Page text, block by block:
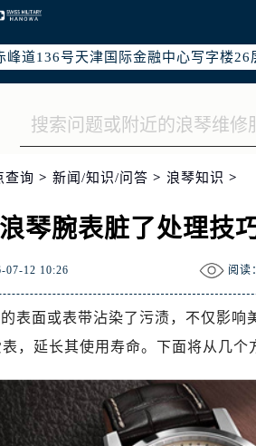
长安街1号东方广场写字楼W3座6层
国门外大街甲6号华熙国际中心写字楼
峰道136号天津国际金融中心写字楼26
桥路3号港汇中心写字楼2座37层3705
山南路1号（新街口）南京中心写字楼
海东路29号苏宁广场IFC国际金融中心
纪大道5号盐城金融城写字楼1号楼16
定东路399号置地商务中心东塔写字
江路1366号华润大厦写字楼A座5层
市南街777号金华万达广场写字楼4号
益路705号嘉兴世界贸易中心写字楼A
区红谷中大道998号绿地双子塔（中
十路11111号华润中心写字楼（万象城
查询 > 新闻/知识/问答 > 浪琴知识 >
浪琴腕表脏了处理技
07-12 10:26 阅读
表面或表带沾染了污渍，不仅影
，延长其使用寿命。下面将从几个